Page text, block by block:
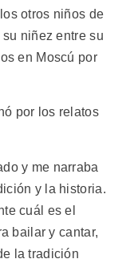
otros niños de
niñez entre su
en Moscú por
por los relatos
y me narraba
y la historia.
cuál es el
bailar y cantar,
la tradición